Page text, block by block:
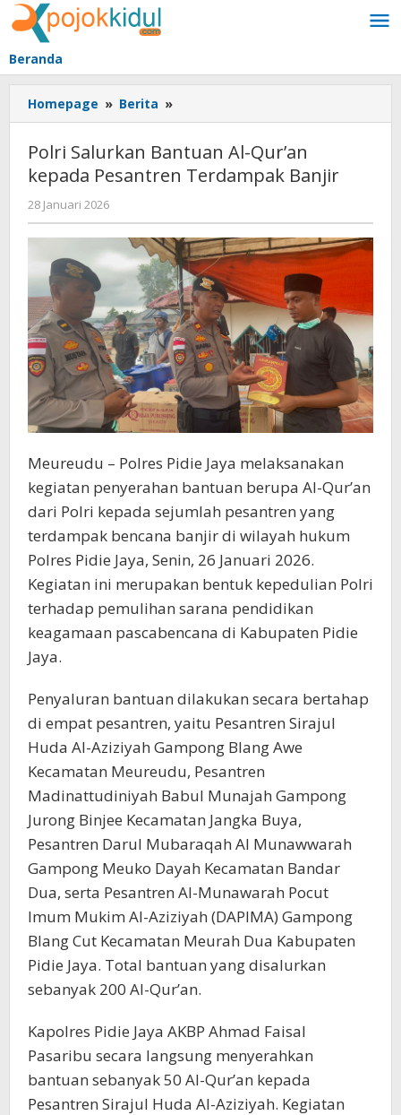
Lewati
ke
konten
Beranda
Homepage » Berita »
Salurkan
Al-
Qur’an
Terdampak
Banjir
Polri Salurkan Bantuan Al-Qur’an
kepada Pesantren Terdampak Banjir
28 Januari 2026
BangAdmin
Meureudu – Polres Pidie Jaya melaksanakan
kegiatan penyerahan bantuan berupa Al-Qur’an
dari Polri kepada sejumlah pesantren yang
terdampak bencana banjir di wilayah hukum
Polres Pidie Jaya, Senin, 26 Januari 2026.
Kegiatan ini merupakan bentuk kepedulian Polri
terhadap pemulihan sarana pendidikan
keagamaan pascabencana di Kabupaten Pidie
Jaya.
Penyaluran bantuan dilakukan secara bertahap
di empat pesantren, yaitu Pesantren Sirajul
Huda Al-Aziziyah Gampong Blang Awe
Kecamatan Meureudu, Pesantren
Madinattudiniyah Babul Munajah Gampong
Jurong Binjee Kecamatan Jangka Buya,
Pesantren Darul Mubaraqah Al Munawwarah
Gampong Meuko Dayah Kecamatan Bandar
Dua, serta Pesantren Al-Munawarah Pocut
Imum Mukim Al-Aziziyah (DAPIMA) Gampong
Blang Cut Kecamatan Meurah Dua Kabupaten
Pidie Jaya. Total bantuan yang disalurkan
sebanyak 200 Al-Qur’an.
Kapolres Pidie Jaya AKBP Ahmad Faisal
Pasaribu secara langsung menyerahkan
bantuan sebanyak 50 Al-Qur’an kepada
Pesantren Sirajul Huda Al-Aziziyah. Kegiatan